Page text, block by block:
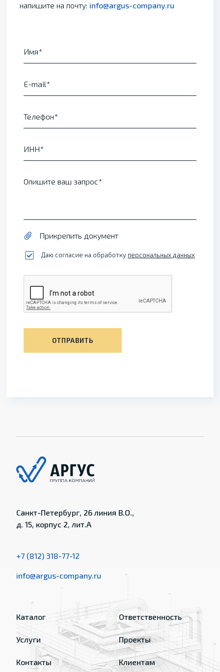
напишите на почту: info@argus-company.ru
Имя
E-mail
Телефон
ИНН
Опишите ваш запрос
Прикрепить документ
Даю согласие на обработку персональных данных
ОТПРАВИТЬ
Санкт-Петербург, 26 линия В.О.,
д. 15, корпус 2, лит.А
+7 (812) 318-77-12
info@argus-company.ru
Каталог
Услуги
Контакты
Ответственность
Проекты
Клиентам